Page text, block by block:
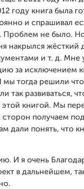
году книга была
и спрашивал
не было. Но
накрылся жёсткий
и т. д. Мне
за исключением
тогда решили что
так развиваться,
этой книгой. Мы
сторон получаем
дали понять, что
И я очень
в дальнейшем,